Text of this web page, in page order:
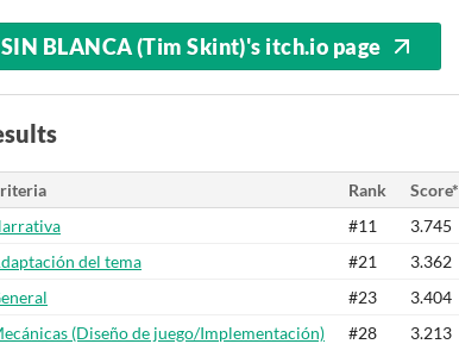
SIN BLANCA (Tim Skint)'s itch.io page
Rank Score*
#11 3.745
del tema
#21 3.362
#23 3.404
(Diseño de juego/Implementación)
#28 3.213